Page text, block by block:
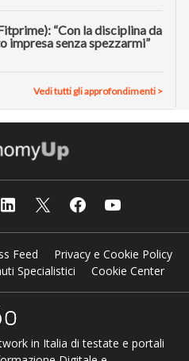
“Con la disciplina da
impresa senza spezzarmi”
Vedi tutti gli approfondimenti >
Feed
Privacy e Cookie Policy
Specialistici
Cookie Center
in Italia di testate e portali